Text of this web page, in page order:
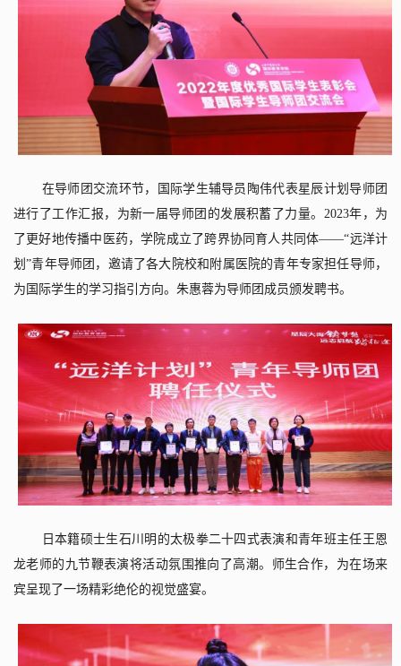
在导师团交流环节，国际学生辅导员陶伟代表星辰计划导师团
进行了工作汇报，为新一届导师团的发展积蓄了力量。 2023年，为
了更好地传播中医药，学院成立了跨界协同育人共同体——“远洋计
划”青年导师团，邀请了各大院校和附属医院的青年专家担任导师，
为国际学生的学习指引方向。朱惠蓉为导师团成员颁发聘书。
日本籍硕士生石川明的太极拳二十四式表演和青年班主任王恩
龙老师的九节鞭表演将活动氛围推向了高潮。师生合作，为在场来
宾呈现了一场精彩绝伦的视觉盛宴。